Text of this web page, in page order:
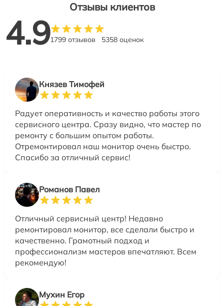
Отзывы клиентов
4.91799 отзывов 5358 оценок
Князев Тимофей
Радует оперативность и качество работы этого
сервисного центра. Сразу видно, что мастер по
ремонту с большим опытом работы.
Отремонтировал наш монитор очень быстро.
Спасибо за отличный сервис!
Романов Павел
Отличный сервисный центр! Недавно
ремонтировал монитор, все сделали быстро и
качественно. Грамотный подход и
профессионализм мастеров впечатляют. Всем
рекомендую!
Мухин Егор